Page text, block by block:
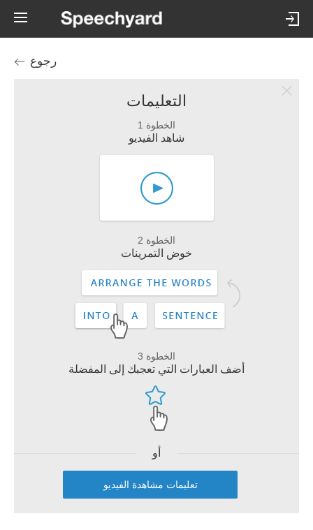
رجوع
التعليمات
الخطوة 1
شاهد الفيديو
الخطوة 2
خوض التمرينات
الخطوة 3
أضف العبارات التي تعجبك إلى المفضلة
أو
تعليمات مشاهدة الفيديو